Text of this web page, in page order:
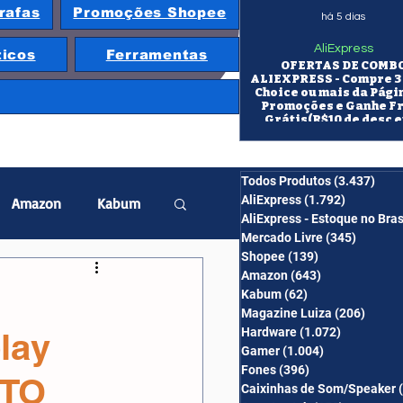
Promoções Shopee
Ferramentas
OFERTAS DE
ALIEXPRESS - Compre
Choice ou mais da
Promoções e Ganhe
Grátis(R$10 de desc
AliExpress
há 5 dias
Amazon Kabum
Projetor
Todos Produtos(3.437)
AliExpress(1.792)
AliExpress - Estoque no
Mercado Livre(345)
Shopee(139)
Amazon(643)
Kabum(62)
Magazine Luiza (206)
Hardware(1.072)
Gamer(1.004)
Fones(396)
Caixinhas de Som/Speaker